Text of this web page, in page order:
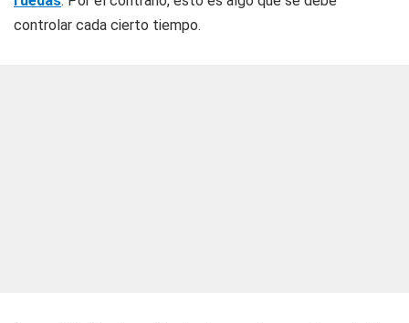
controlar cada cierto tiempo.